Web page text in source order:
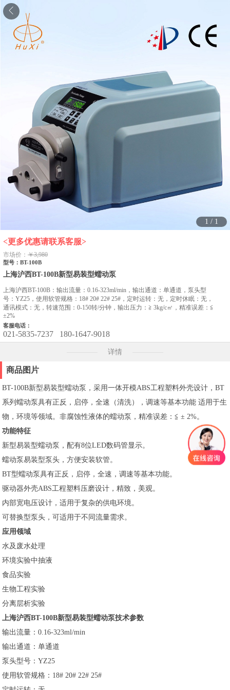
1 / 1
<更多优惠请联系客服>
市场价： ￥3,980
型号：BT-100B
上海沪西BT-100B新型易装型蠕动泵
上海沪西BT-100B：输出流量：0.16-323ml/min，输出通道：单通道，泵头型
号：YZ25，使用软管规格：18# 20# 22# 25#，定时运转：无，定时休眠：无，
通讯模式：无，转速范围：0-150转/分钟，输出压力：≧ 3kg/c㎡，精准误差：≦
±2%
客服电话：
021-5835-7237 180-1647-9018
详情
商品图片
BT-100B新型易装型蠕动泵，采用一体开模ABS工程塑料外壳设计，BT
系列蠕动泵具有正反，启停，全速（清洗），调速等基本功能 适用于生
物，环境等领域。非腐蚀性液体的蠕动泵，精准误差：≦ ± 2%。
功能特征
新型易装型蠕动泵，配有8位LED数码管显示。
蠕动泵易装型泵头，方便安装软管。
BT型蠕动泵具有正反，启停，全速，调速等基本功能。
驱动器外壳ABS工程塑料压磨设计，精致，美观。
内部宽电压设计，适用于复杂的供电环境。
可替换型泵头，可适用于不同流量需求。
应用领域
水及废水处理
环境实验中抽液
食品实验
生物工程实验
分离层析实验
上海沪西BT-100B新型易装型蠕动泵技术参数
输出流量：0.16-323ml/min
输出通道：单通道
泵头型号：YZ25
使用软管规格：18# 20# 22# 25#